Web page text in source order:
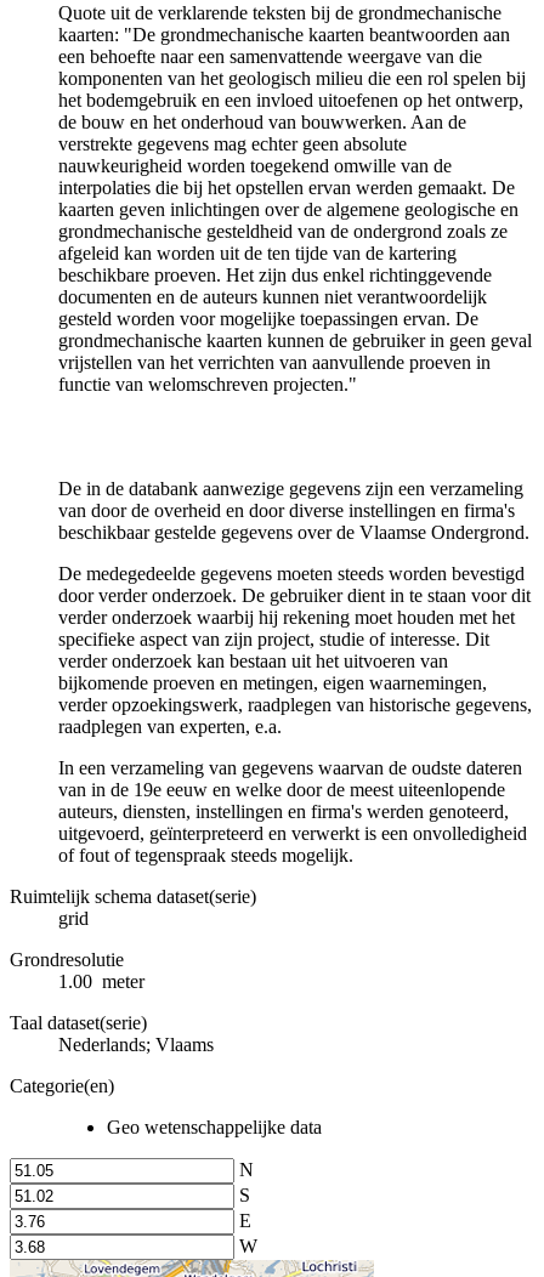
Quote uit de verklarende teksten bij de grondmechanische
kaarten: "De grondmechanische kaarten beantwoorden aan
een behoefte naar een samenvattende weergave van die
komponenten van het geologisch milieu die een rol spelen bij
het bodemgebruik en een invloed uitoefenen op het ontwerp,
de bouw en het onderhoud van bouwwerken. Aan de
verstrekte gegevens mag echter geen absolute
nauwkeurigheid worden toegekend omwille van de
interpolaties die bij het opstellen ervan werden gemaakt. De
kaarten geven inlichtingen over de algemene geologische en
grondmechanische gesteldheid van de ondergrond zoals ze
afgeleid kan worden uit de ten tijde van de kartering
beschikbare proeven. Het zijn dus enkel richtinggevende
documenten en de auteurs kunnen niet verantwoordelijk
gesteld worden voor mogelijke toepassingen ervan. De
grondmechanische kaarten kunnen de gebruiker in geen geval
vrijstellen van het verrichten van aanvullende proeven in
functie van welomschreven projecten."
De in de databank aanwezige gegevens zijn een verzameling
van door de overheid en door diverse instellingen en firma's
beschikbaar gestelde gegevens over de Vlaamse Ondergrond.
De medegedeelde gegevens moeten steeds worden bevestigd
door verder onderzoek. De gebruiker dient in te staan voor dit
verder onderzoek waarbij hij rekening moet houden met het
specifieke aspect van zijn project, studie of interesse. Dit
verder onderzoek kan bestaan uit het uitvoeren van
bijkomende proeven en metingen, eigen waarnemingen,
verder opzoekingswerk, raadplegen van historische gegevens,
raadplegen van experten, e.a.
In een verzameling van gegevens waarvan de oudste dateren
van in de 19e eeuw en welke door de meest uiteenlopende
auteurs, diensten, instellingen en firma's werden genoteerd,
uitgevoerd, geïnterpreteerd en verwerkt is een onvolledigheid
of fout of tegenspraak steeds mogelijk.
Ruimtelijk schema dataset(serie)
grid
Grondresolutie
1.00 meter
Taal dataset(serie)
Nederlands; Vlaams
Categorie(en)
Geo wetenschappelijke data
N
S
E
W